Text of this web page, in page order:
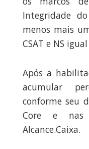
Integridade
menos mais
CSAT e NS
Após a
acumular
conforme seu
Core e nas
Alcance.Caixa.